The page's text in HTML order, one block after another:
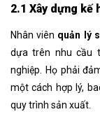
2.1 Xây dựng kế
Nhân viên quản lý
dựa trên nhu cầu
nghiệp. Họ phải
một cách hợp lý,
quy trình sản xuất.